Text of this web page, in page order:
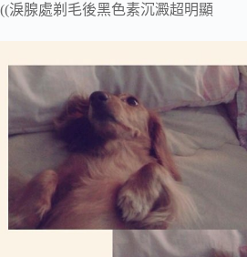
((淚腺處剃毛後黑色素沉澱超明顯